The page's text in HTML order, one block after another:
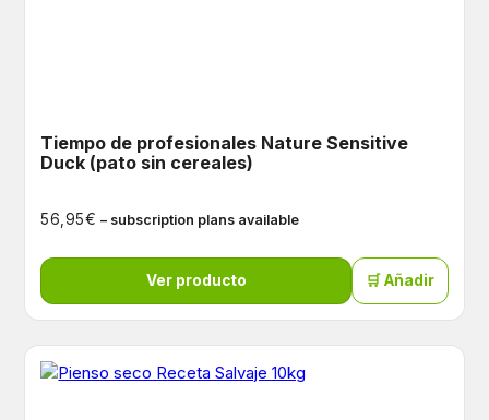
Tiempo de profesionales Nature Sensitive
Duck (pato sin cereales)
56,95€ – subscription plans available
Ver producto 🛒 Añadir